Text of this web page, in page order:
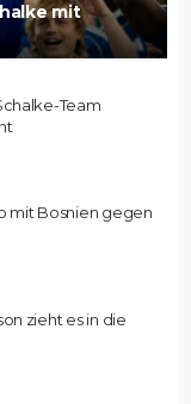
mit
Team
mit Bosnien gegen
zieht es in die